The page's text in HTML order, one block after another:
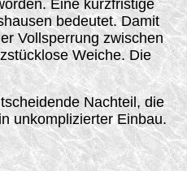
Eine kurzfristige
bedeutet. Damit
Vollsperrung zwischen
Weiche. Die
Nachteil, die
unkomplizierter Einbau.